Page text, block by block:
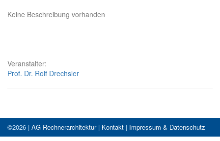
Keine Beschreibung vorhanden
Veranstalter:
Prof. Dr. Rolf Drechsler
©2026 | AG Rechnerarchitektur| Kontakt | Impressum & Datenschutz